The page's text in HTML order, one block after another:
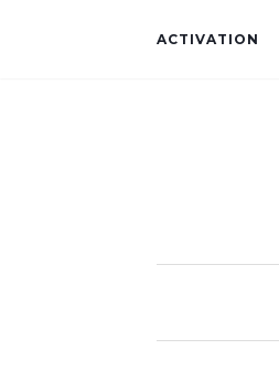
ACTIVATION